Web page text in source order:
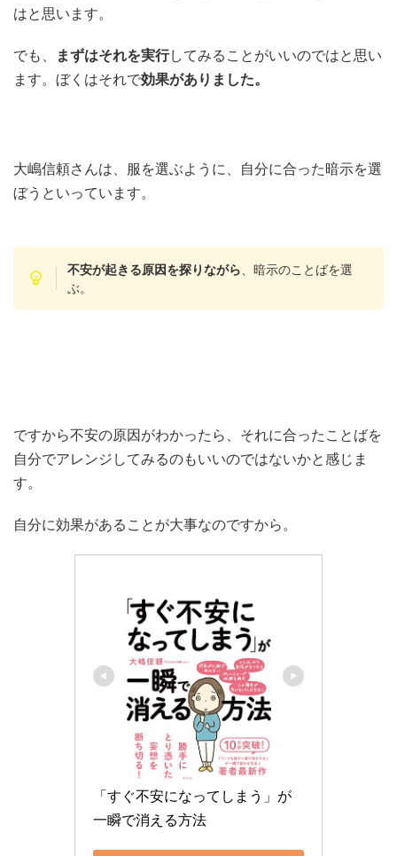
はと思います。
でも、 まずはそれを実行してみることがいいのではと思い
ます。ぼくはそれで効果がありました。
大嶋信頼さんは、服を選ぶように、自分に合った暗示を選
ぼうといっています。
不安が起きる原因を探りながら 、暗示のことばを選
ぶ。
ですから不安の原因がわかったら、それに合ったことばを
自分でアレンジしてみるのもいいのではないかと感じま
す。
自分に効果があることが大事なのですから。
「すぐ不安になってしまう」が
一瞬で消える方法